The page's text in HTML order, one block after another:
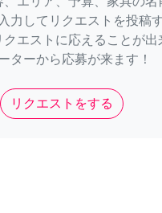
力してリクエストを投稿
クエストに応えることが出
ターから応募が来ます！
リクエストをする